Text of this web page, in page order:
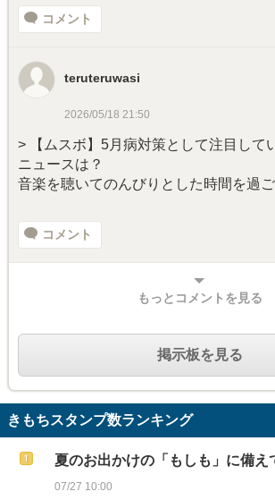
コメント
teruteruwasi
2026/05/18 21:50
> 【ムスボ】5月病対策として注目して
ニュースは？
音楽を聴いてのんびりとした時間を過
コメント
もっとコメントを見る
掲示板を見る
きもちスタンプ数ランキング
夏のお出かけの「もしも」に備
07/27 10:00